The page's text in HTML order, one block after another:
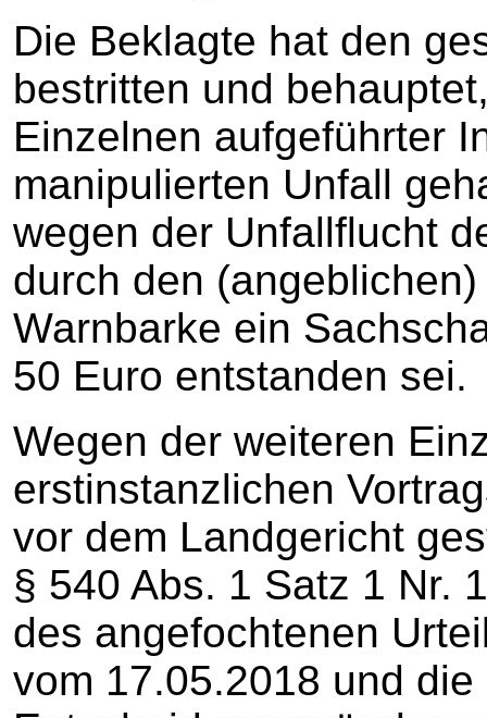
Die Beklagte hat den
bestritten und
Einzelnen aufgeführter
manipulierten Unfall
wegen der Unfallflucht
durch den
Warnbarke ein
50 Euro entstanden sei.
Wegen der weiteren
erstinstanzlichen
vor dem Landgericht
§ 540 Abs. 1 Satz 1 Nr.
des angefochtenen
vom 17.05.2018 und die